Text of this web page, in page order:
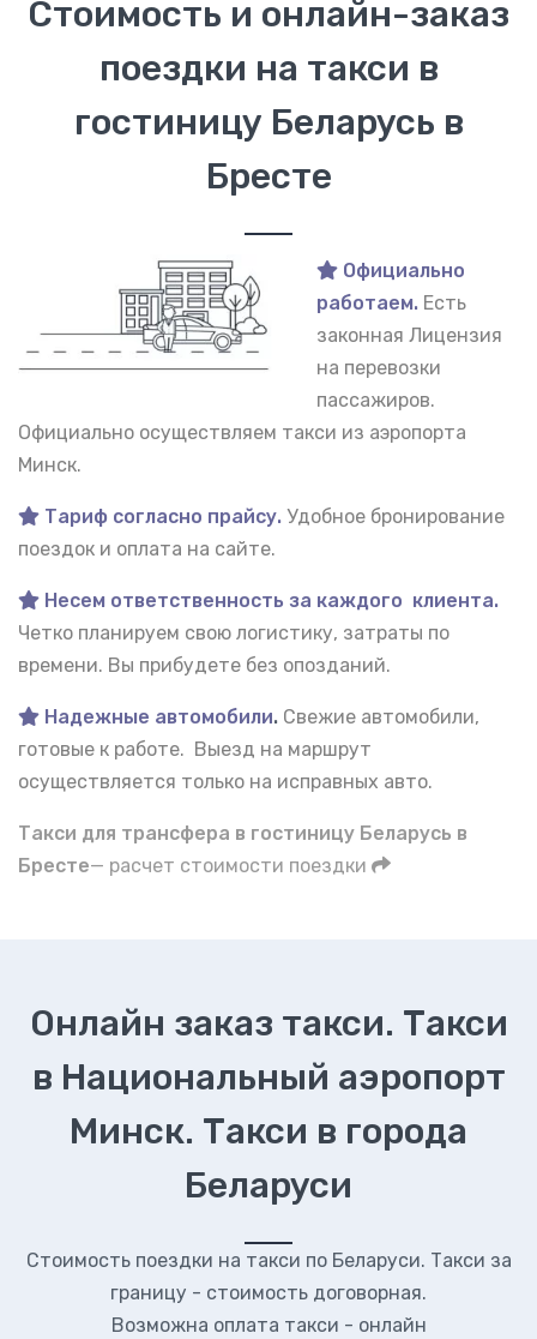
Стоимость и онлайн-заказ
поездки на такси в
гостиницу Беларусь в
Бресте
Официально
работаем. Есть
законная Лицензия
на перевозки
пассажиров.
Официально осуществляем такси из аэропорта
Минск.
Тариф согласно прайсу. Удобное бронирование
поездок и оплата на сайте.
Несем ответственность за каждого клиента.
Четко планируем свою логистику, затраты по
времени. Вы прибудете без опозданий.
Надежные автомобили. Свежие автомобили,
готовые к работе. Выезд на маршрут
осуществляется только на исправных авто.
Такси для трансфера в гостиницу Беларусь в
Бресте— расчет стоимости поездки
Онлайн заказ такси. Такси
в Национальный аэропорт
Минск. Такси в города
Беларуси
Стоимость поездки на такси по Беларуси. Такси за
границу - стоимость договорная.
Возможна оплата такси - онлайн